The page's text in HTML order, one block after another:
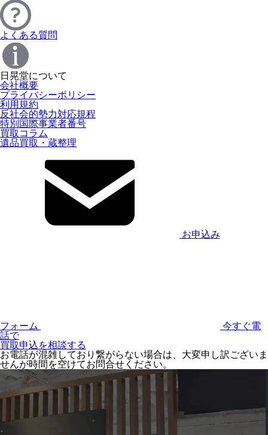
よくある質問
日晃堂について
会社概要
プライバシーポリシー
利用規約
反社会的勢力対応規程
特別国際事業者番号
買取コラム
遺品買取・蔵整理
お申込み
フォーム
今すぐ電
話で
買取申込を相談する
お電話が混雑しており繋がらない場合は、大変申し訳ございま
せんが時間を空けてお問合せください。